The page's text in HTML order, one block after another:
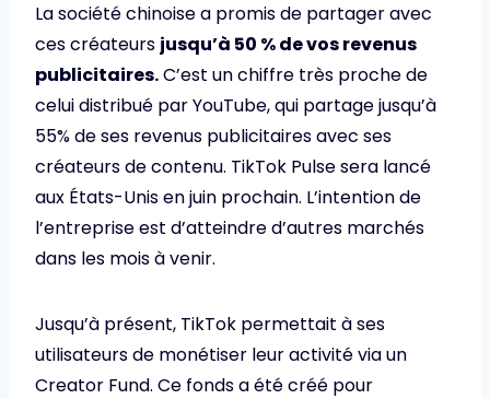
La société chinoise a promis de partager avec
ces créateurs jusqu’à 50 % de vos revenus
publicitaires.C’est un chiffre très proche de
celui distribué par YouTube, qui partage jusqu’à
55% de ses revenus publicitaires avec ses
créateurs de contenu. TikTok Pulse sera lancé
aux États-Unis en juin prochain. L’intention de
l’entreprise est d’atteindre d’autres marchés
dans les mois à venir.
Jusqu’à présent, TikTok permettait à ses
utilisateurs de monétiser leur activité via un
Creator Fund. Ce fonds a été créé pour